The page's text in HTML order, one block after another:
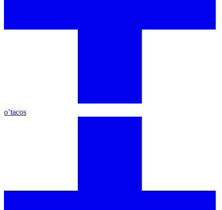
o’tacos